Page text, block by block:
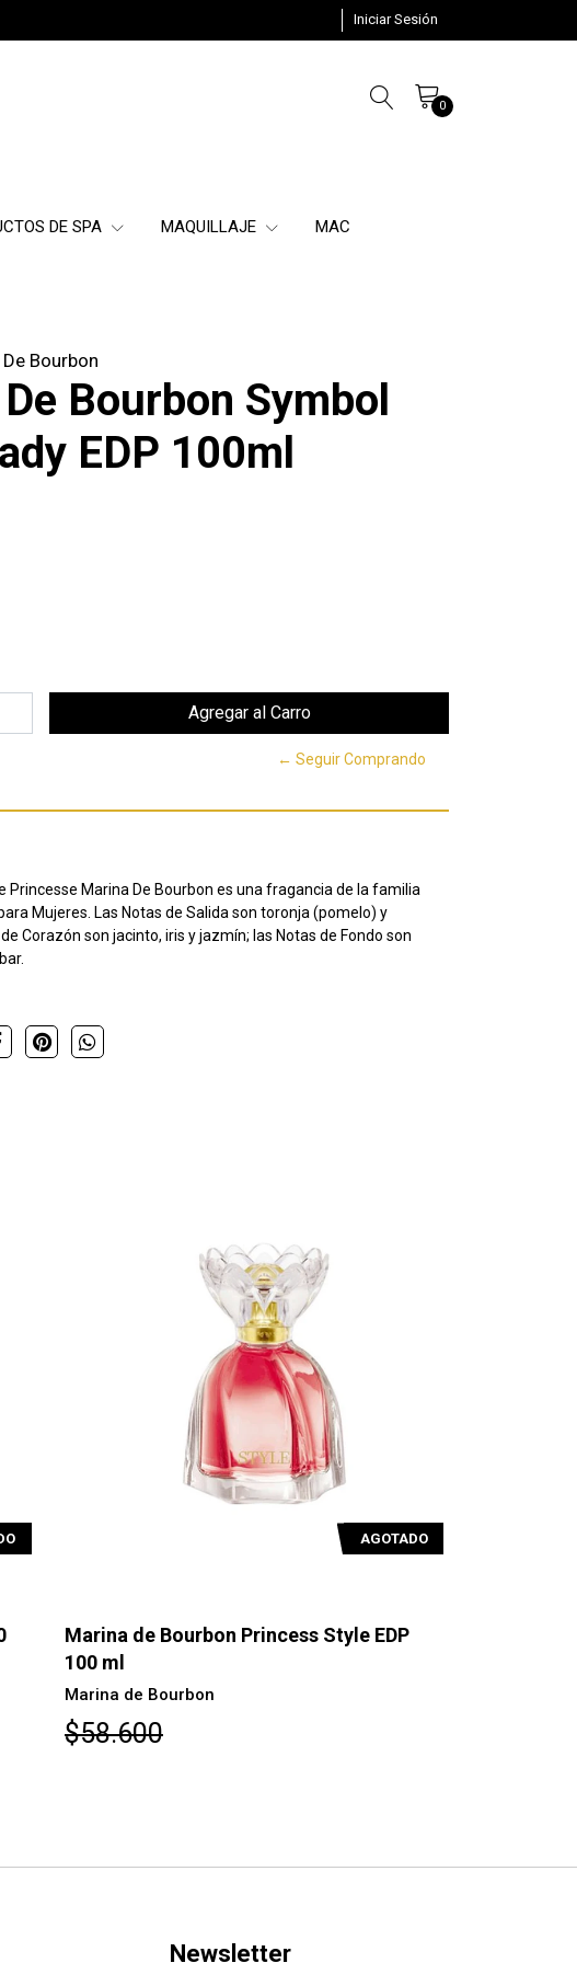
Iniciar Sesión
0
DE SPA MAQUILLAJE MAC
Bourbon
Bourbon Symbol
EDP 100ml
← Seguir Comprando
Princesse Marina De Bourbon es una fragancia de la familia
Mujeres. Las Notas de Salida son toronja (pomelo) y
Corazón son jacinto, iris y jazmín; las Notas de Fondo son
AGOTADO
Marina de Bourbon Princess Style EDP
100 ml
Marina de Bourbon
$58.600
Newsletter